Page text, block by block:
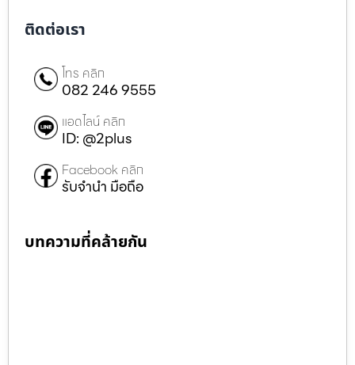
ติดต่อเรา
โทร คลิก
082 246 9555
แอดไลน์ คลิก
ID: @2plus
Facebook คลิก
รับจำนำ มือถือ
บทความที่คล้ายกัน